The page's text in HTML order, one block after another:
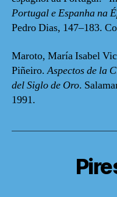
Portugal e Espanha na
Pedro Dias, 147–183.
Maroto, María Isabel
Piñeiro.Aspectos de la
del Siglo de Oro.
1991.